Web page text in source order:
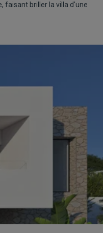
faisant briller la villa d'une